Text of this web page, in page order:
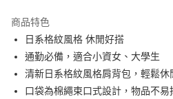
Apple Pay
悠遊付
Google Pay
商品特色
日系格紋風格 休閒好搭
通勤必備，適合小資女、大學生
清新日系格紋風格肩背包，輕鬆休
口袋為棉繩束口式設計，物品不易